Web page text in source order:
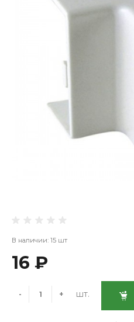
В наличии: 15 шт
16 ₽
- + шт.